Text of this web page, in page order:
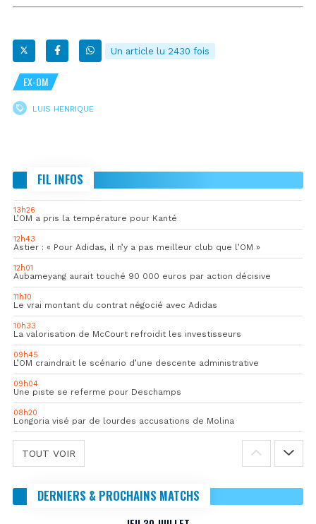
Un article lu 2430 fois
EX-OM
LUIS HENRIQUE
FIL INFOS
13h26
L’OM a pris la température pour Kanté
12h43
Astier : « Pour Adidas, il n’y a pas meilleur club que l’OM »
12h01
Aubameyang aurait touché 90 000 euros par action décisive
11h10
Le vrai montant du contrat négocié avec Adidas
10h33
La valorisation de McCourt refroidit les investisseurs
09h45
L’OM craindrait le scénario d’une descente administrative
09h04
Une piste se referme pour Deschamps
08h20
Longoria visé par de lourdes accusations de Molina
TOUT VOIR
DERNIERS & PROCHAINS MATCHS